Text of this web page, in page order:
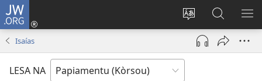
JW.ORG
Kambia
idioma
di
Log
(opens
window)
Buska
Riba
JW.ORG
Isaías
LESA NA